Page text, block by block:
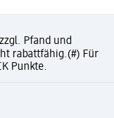
Pfand und
rabattfähig.(#) Für
Punkte.